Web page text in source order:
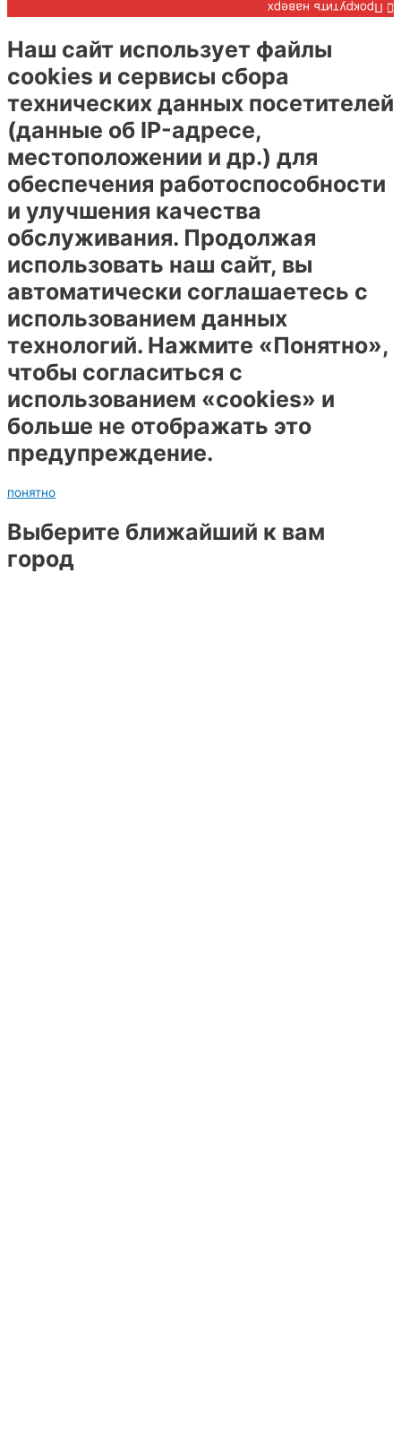
Прокрутить наверх
Наш сайт использует файлы
cookies и сервисы сбора
технических данных посетителей
(данные об IP-адресе,
местоположении и др.) для
обеспечения работоспособности
и улучшения качества
обслуживания. Продолжая
использовать наш сайт, вы
автоматически соглашаетесь с
использованием данных
технологий. Нажмите «Понятно»,
чтобы согласиться с
использованием «cookies» и
больше не отображать это
предупреждение.
понятно
Выберите ближайший к вам
город